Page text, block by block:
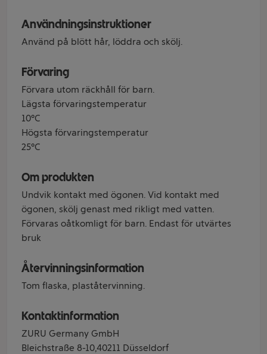
Användningsinstruktioner
Använd på blött hår, löddra och skölj.
Förvaring
Förvara utom räckhåll för barn.
Lägsta förvaringstemperatur
10°C
Högsta förvaringstemperatur
25°C
Om produkten
Undvik kontakt med ögonen. Vid kontakt med
ögonen, skölj genast med rikligt med vatten.
Förvaras oåtkomligt för barn. Endast för utvärtes
bruk
Återvinningsinformation
Tom flaska, plaståtervinning.
Kontaktinformation
ZURU Germany GmbH
Bleichstraße 8-10,40211 Düsseldorf